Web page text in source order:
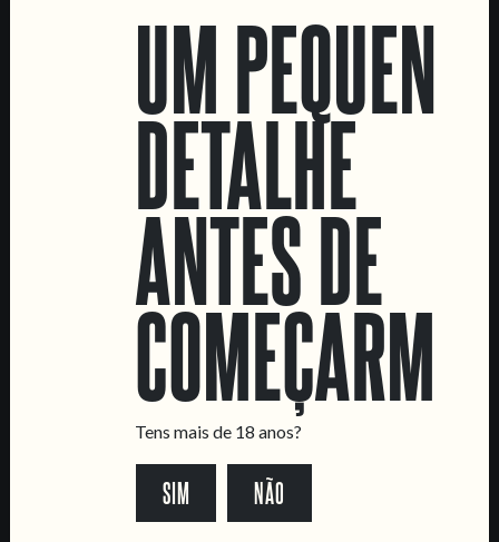
Quero vender as vossas cervejas!
Tours e eventos privados
Livro de Reclamações
UM PEQUENO
DETALHE
ANTES DE
Tens mais de 18 anos?
SIM NÃO